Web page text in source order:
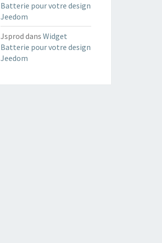
Batterie pour votre design
Jeedom
Jsprod dans Widget
Batterie pour votre design
Jeedom